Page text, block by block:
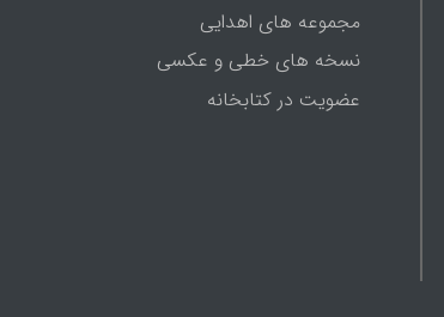
مجموعه های اهدایی
نسخه های خطی و عکسی
عضویت در کتابخانه